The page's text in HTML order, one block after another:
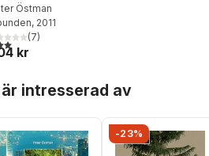
röster:
Östman
, 2011
utav 5 stjärnor. Totalt antal röster:
(7)
kr
intresserad av
-23%